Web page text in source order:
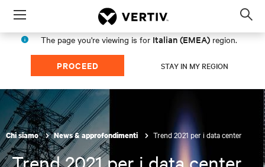
Menu
The page you're viewing is for Italian (EMEA) region.
PROCEED STAY IN MY REGION
Chi siamo News & approfondimenti Trend 2021 per i data center